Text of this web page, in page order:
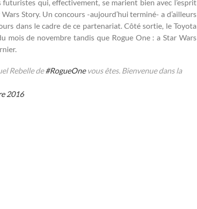
qui, effectivement, se marient bien avec l’esprit
Story. Un concours -aujourd’hui terminé- a d’ailleurs
dans le cadre de ce partenariat. Côté sortie, le Toyota
mois de novembre tandis que Rogue One : a Star Wars
Rebelle de#RogueOnevous êtes. Bienvenue dans la
2016